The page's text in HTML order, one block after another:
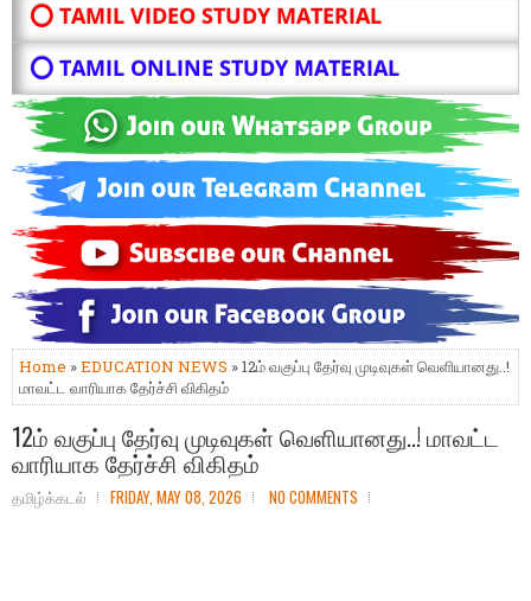
⭕ TAMIL VIDEO STUDY MATERIAL
⭕ TAMIL ONLINE STUDY MATERIAL
Home »EDUCATION NEWS » 12ம் வகுப்பு தேர்வு முடிவுகள் வெளியானது..!
மாவட்ட வாரியாக தேர்ச்சி விகிதம்
12ம் வகுப்பு தேர்வு முடிவுகள் வெளியானது..! மாவட்ட
வாரியாக தேர்ச்சி விகிதம்
தமிழ்க்கடல் FRIDAY, MAY 08, 2026 NO COMMENTS